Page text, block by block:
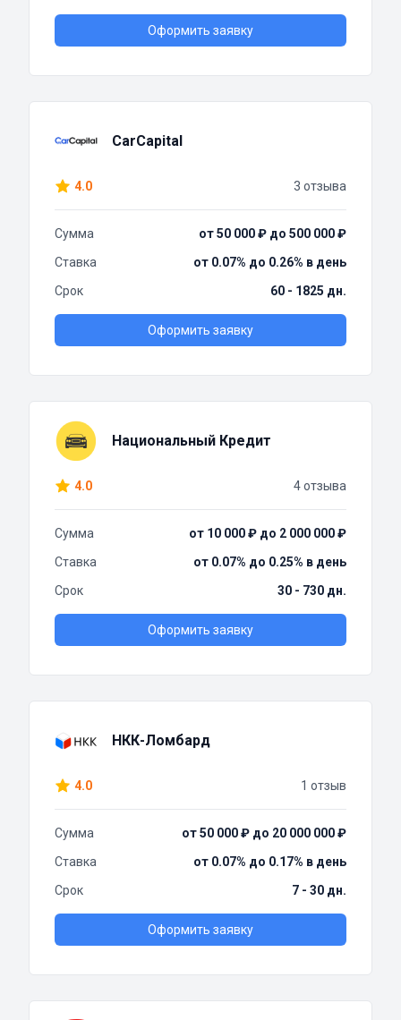
Оформить заявку
CarCapital
4.0 3 отзыва
Сумма
от 50 000 ₽ до 500 000 ₽
Ставка
от 0.07% до 0.26% в день
Срок
60 - 1825 дн.
Оформить заявку
Национальный Кредит
4.0 4 отзыва
Сумма
от 10 000 ₽ до 2 000 000 ₽
Ставка
от 0.07% до 0.25% в день
Срок
30 - 730 дн.
Оформить заявку
НКК-Ломбард
4.0 1 отзыв
Сумма
от 50 000 ₽ до 20 000 000 ₽
Ставка
от 0.07% до 0.17% в день
Срок
7 - 30 дн.
Оформить заявку